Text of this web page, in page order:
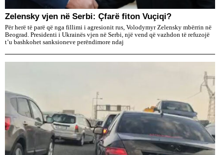
Zelensky vjen në Serbi: Çfarë fiton Vuçiqi?
Për herë të parë që nga fillimi i agresionit rus, Volodymyr Zelensky mbërrin në
Beograd. Presidenti i Ukrainës vjen në Serbi, një vend që vazhdon të refuzojë
t’u bashkohet sanksioneve perëndimore ndaj